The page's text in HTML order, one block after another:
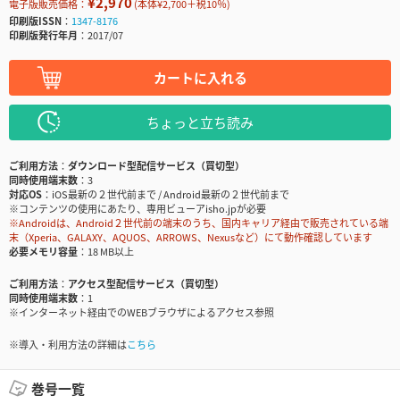
電子版販売価格：
(本体¥2,700＋税10％)
印刷版ISSN
1347-8176
印刷版発行年月
2017/07
カートに入れる
ちょっと立ち読み
ご利用方法
ダウンロード型配信サービス（買切型）
同時使用端末数
3
対応OS
iOS最新の２世代前まで / Android最新の２世代前まで
※コンテンツの使用にあたり、専用ビューアisho.jpが必要
※Androidは、Android２世代前の端末のうち、国内キャリア経由で販売されている端
末（Xperia、GALAXY、AQUOS、ARROWS、Nexusなど）にて動作確認しています
必要メモリ容量
18 MB以上
ご利用方法
アクセス型配信サービス（買切型）
同時使用端末数
1
※インターネット経由でのWEBブラウザによるアクセス参照
※導入・利用方法の詳細はこちら
巻号一覧